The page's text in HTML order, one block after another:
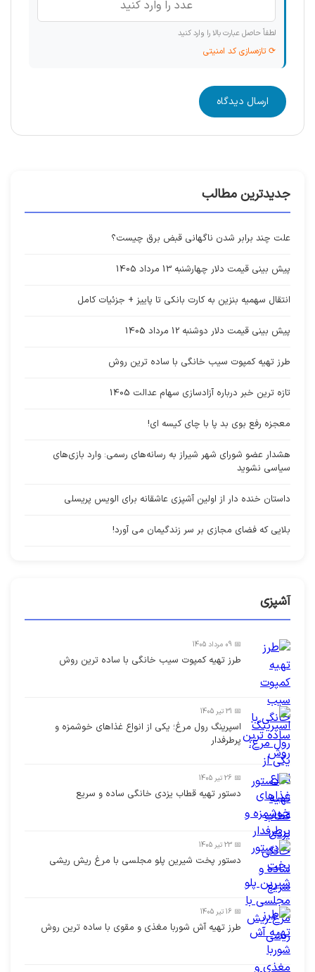
لطفاً حاصل عبارت بالا را وارد کنید
⟳ تازه‌سازی کد امنیتی
ارسال دیدگاه
جدیدترین مطالب
علت چند برابر شدن ناگهانی قبض برق چیست؟
پیش بینی قیمت دلار چهارشنبه 13 مرداد 1405
انتقال سهمیه بنزین به کارت بانکی تا پاییز + جزئیات کامل
پیش بینی قیمت دلار دوشنبه 12 مرداد 1405
طرز تهیه کمپوت سیب خانگی با ساده ترین روش
تازه ترین خبر درباره آزادسازی سهام عدالت 1405
معجزه رفع بوی بد پا با چای کیسه ای!
هشدار عضو شورای شهر شیراز به رسانه‌های رسمی: وارد بازی‌های
سیاسی نشوید
داستان خنده دار از اولین آشپزی عاشقانه برای الویس پریسلی
بلایی که فضای مجازی بر سر زندگیمان می آورد!
آشپزی
📅 09 مرداد 1405
طرز تهیه کمپوت سیب خانگی با ساده ترین روش
📅 31 تیر 1405
اسپرینگ رول مرغ؛ یکی از انواع غذاهای خوشمزه و
پرطرفدار
📅 26 تیر 1405
دستور تهیه قطاب یزدی خانگی ساده و سریع
📅 23 تیر 1405
دستور پخت شیرین پلو مجلسی با مرغ ریش ریشی
📅 16 تیر 1405
طرز تهیه آش شوربا مغذی و مقوی با ساده ترین روش